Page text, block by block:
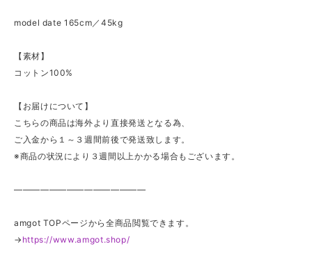
model date 165cm／45kg
【素材】
コットン100%
【お届けについて】
こちらの商品は海外より直接発送となる為、
ご入金から１～３週間前後で発送致します。
※商品の状況により３週間以上かかる場合もございます。
———————————————
amgot TOPページから全商品閲覧できます。
→ https://www.amgot.shop/